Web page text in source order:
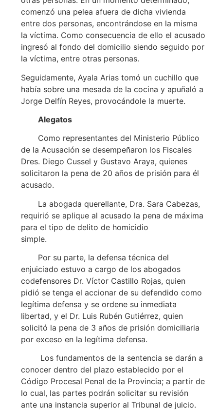
comenzó una pelea afuera de dicha vivienda
entre dos personas, encontrándose en la misma
la víctima. Como consecuencia de ello el acusado
ingresó al fondo del domicilio siendo seguido por
la víctima, entre otras personas.
Seguidamente, Ayala Arias tomó un cuchillo que
había sobre una mesada de la cocina y apuñaló a
Jorge Delfín Reyes, provocándole la muerte.
Alegatos
Como representantes del Ministerio Público
de la Acusación se desempeñaron los Fiscales
Dres. Diego Cussel y Gustavo Araya, quienes
solicitaron la pena de 20 años de prisión para él
acusado.
La abogada querellante, Dra. Sara Cabezas,
requirió se aplique al acusado la pena de máxima
para el tipo de delito de homicidio
simple.
Por su parte, la defensa técnica del
enjuiciado estuvo a cargo de los abogados
codefensores Dr. Víctor Castillo Rojas, quien
pidió se tenga el accionar de su defendido como
legítima defensa y se ordene su inmediata
libertad, y el Dr. Luis Rubén Gutiérrez, quien
solicitó la pena de 3 años de prisión domiciliaria
por exceso en la legítima defensa.
Los fundamentos de la sentencia se darán a
conocer dentro del plazo establecido por el
Código Procesal Penal de la Provincia; a partir de
lo cual, las partes podrán solicitar su revisión
ante una instancia superior al Tribunal de juicio.